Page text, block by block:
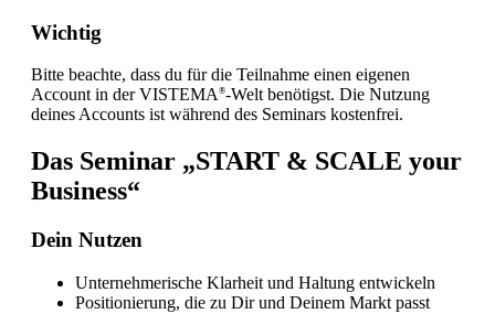
Wichtig
Bitte beachte, dass du für die Teilnahme einen eigenen
Account in der VISTEMA®-Welt benötigst. Die Nutzung
deines Accounts ist während des Seminars kostenfrei.
Das Seminar „START & SCALE your
Business“
Dein Nutzen
Unternehmerische Klarheit und Haltung entwickeln
Positionierung, die zu Dir und Deinem Markt passt